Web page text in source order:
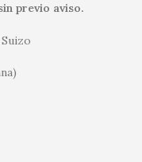
previo aviso.